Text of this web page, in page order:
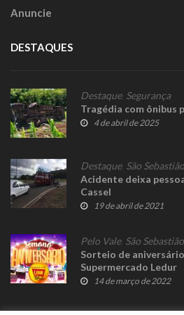
Anuncie
DESTAQUES
Destaque, Segurança
Tragédia com ônibus
4 de abril de 2025
Destaque, São
Acidente deixa
Cassel
19 de abril de 2021
Pelo Vale, São
Sorteio de
Supermercado Ledur
14 de março de 2022